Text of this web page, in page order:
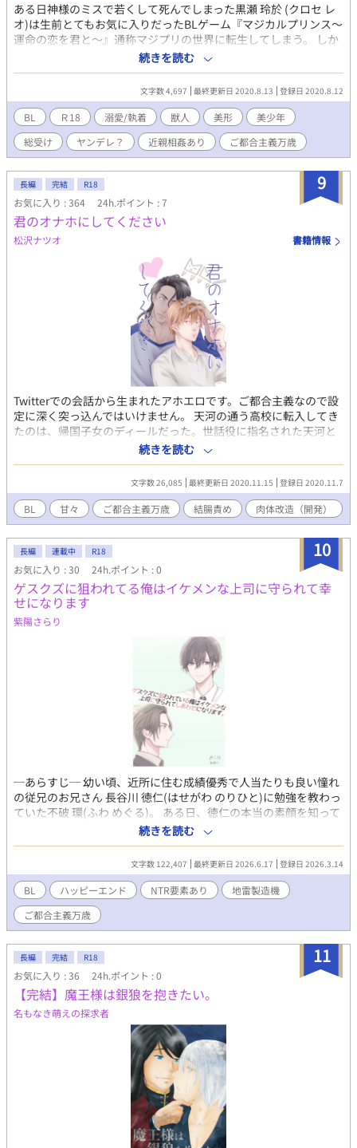
ある日神様のミスで若くして死んでしまった黒瀬 玲於 (クロセ レ
オ)は生前とてもお気に入りだったBLゲーム『マジカルプリンス〜
運命の恋を君と〜』通称マジプリの世界に転生してしまう。 しか
し、期待していた転生先は主人公でも、攻略対象でもなくストー
リーに一切出てこなかった人物だった。 ゆっくり投稿です
続きを読む
文字数 4,697 最終更新日 2020.8.13 登録日 2020.8.12
BL Ｒ18 溺愛/執着 獣人 美形
美少年
総受け
ヤンデレ？ 近親相姦あり ご都合主義万歳
9
長編 完結 R18
お気に入り : 364 24h.ポイント : 7
君のオナホにしてください
松沢ナツオ 書籍情報
Twitterでの会話から生まれたアホエロです。ご都合主義なので設
定に深く突っ込んではいけません。 天河の通う高校に転入してき
たのは、帰国子女のディールだった。世話役に指名された天河と
ディールはお互いに人目で惹かれ合うが、天河はモブの自覚があ
り、控えめに接していた。 だが、ディールはというと、とある理
由で天河にのめり込んでいく。それが本物の恋に変わり、二人は
結ばれるが…… それぞれに視点に切り替わりながら進みます。予
告なく性描写あり。 お尻はなぜかぬれぬれになる、体を作り替え
る、変な儀式があります。地雷の方は避けてください。 書きため
ていないので、貯金がなくなったらゆっくり更新です。 佐藤みた
お女神様が表紙を描いてくれました！！ありがとうございま
す！！
続きを読む
文字数 26,085 最終更新日 2020.11.15 登録日 2020.11.7
BL 甘々 ご都合主義万歳 結腸責め 肉体改造（開発）
10
長編 連載中 R18
お気に入り : 30 24h.ポイント : 0
ゲスクズに狙われてる俺はイケメンな上司に守られて幸
せになります
紫陽さらり
─あらすじ─ 幼い頃、近所に住む成績優秀で人当たりも良い憧れ
の従兄のお兄さん 長谷川 徳仁(はせがわ のりひと)に勉強を教わっ
ていた不破 環(ふわ めぐる)。 ある日、徳仁の本当の素顔を知って
全てを諦め心を閉ざしてしまった。しかし、大人になった環は就
職を機に徳仁から逃げることを目論み希望に満ちていたが…… イ
ケメンな上司の蓮見 響介(はすみ きょうすけ)に守られ幸せになれ
るのか？！ ※この作品は三波わかめさんと共同でプロットを作り
制作致しておりますが、紫陽さらりが全文を担当しております。
※一度掲載していた作品です。紫陽の全責任により作品を誤って
消してしまった為1話から上げ直ししております。 ※この作品は
一般的に地雷とされるような内容 並びに表現が多々出てきます。
明らかな物には(※)マークをつけますが 作者にはもはや地雷が分
からないのでマークに漏れがあったらすみません。
続きを読む
文字数 122,407 最終更新日 2026.6.17 登録日 2026.3.14
BL ハッピーエンド NTR要素あり
地雷製造機
ご都合主義万歳
11
長編 完結 R18
お気に入り : 36 24h.ポイント : 0
【完結】魔王様は銀狼を抱きたい。
名もなき萌えの探求者